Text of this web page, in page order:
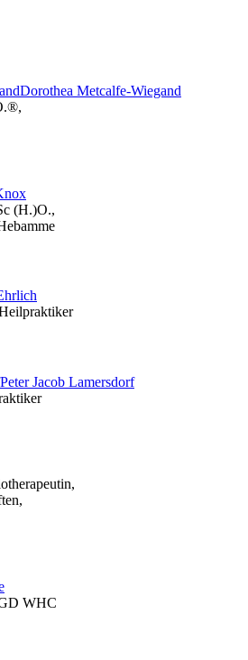
Dorothea Metcalfe-Wiegand
(H.)O.,
Peter Jacob Lamersdorf
WHC